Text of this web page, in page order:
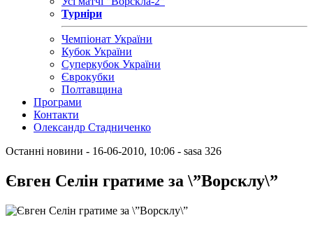
Турніри
Чемпіонат України
Кубок України
Суперкубок України
Єврокубки
Полтавщина
Програми
Контакти
Олександр Стадниченко
Останні новини - 16-06-2010, 10:06 - sasa 326
Євген Селін гратиме за \”Ворсклу\”